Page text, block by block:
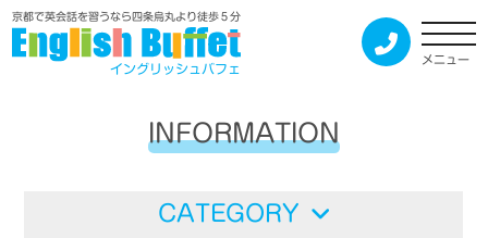
京都で英会話を習うなら四条烏丸より徒歩５分
イングリッシュバフェ
メニュー
INFORMATION
CATEGORY